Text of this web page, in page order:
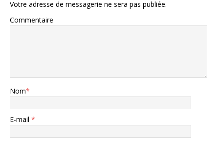
Votre adresse de messagerie ne sera pas publiée.
Commentaire
Nom*
E-mail *